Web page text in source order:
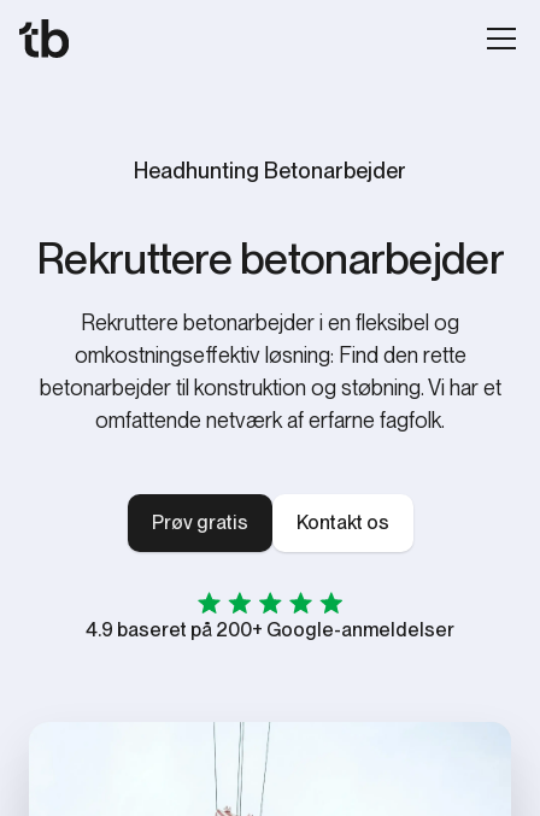
Headhunting ‍Betonarbejder
‍Rekruttere betonarbejder
‍Rekruttere betonarbejder i en fleksibel og
omkostningseffektiv løsning: Find den rette
betonarbejder til konstruktion og støbning. Vi har et
omfattende netværk af erfarne fagfolk.
Prøv gratis Kontakt os
4.9 baseret på 200+ Google-anmeldelser